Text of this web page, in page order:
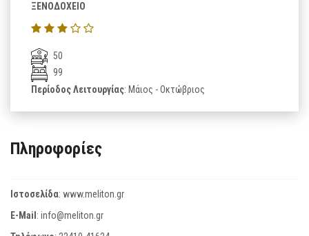
ΞΕΝΟΔΟΧΕΙΟ
50
99
Περίοδος Λειτουργίας: Μάιος - Οκτώβριος
Πληροφορίες
Ιστοσελίδα: www.meliton.gr
E-Mail: info@meliton.gr